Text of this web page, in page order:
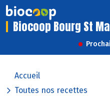
Biocoop Bourg St
Accueil
Toutes nos recettes